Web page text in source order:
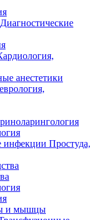
Диагностические
анестетики
Простуда,
и мышцы